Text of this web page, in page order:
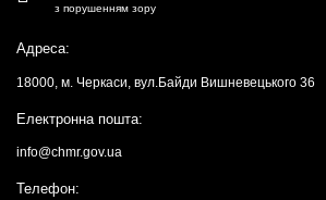
з порушенням зору
Адреса:
18000, м. Черкаси, вул.Байди Вишневецького 36
Електронна пошта:
info@chmr.gov.ua
Телефон: